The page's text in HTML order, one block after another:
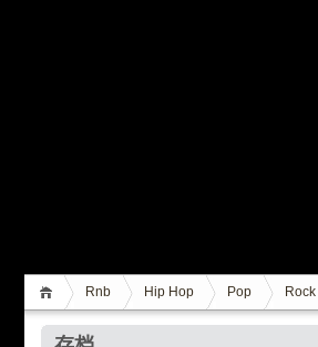
Rnb Hip Hop Pop Rock